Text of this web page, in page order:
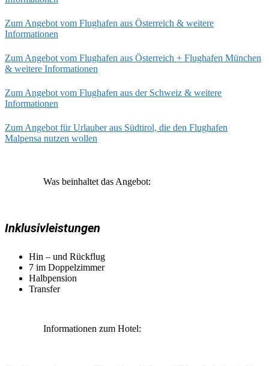
Zum Angebot vom Flughafen aus Österreich & weitere
Informationen
Zum Angebot vom Flughafen aus Österreich + Flughafen München
& weitere Informationen
Zum Angebot vom Flughafen aus der Schweiz & weitere
Informationen
Zum Angebot für Urlauber aus Südtirol, die den Flughafen
Malpensa nutzen wollen
Was beinhaltet das Angebot:
Inklusivleistungen
Hin – und Rückflug
7 im Doppelzimmer
Halbpension
Transfer
Informationen zum Hotel: